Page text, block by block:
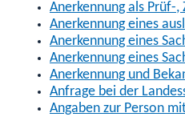
Anerkennung als Prüf-
Anerkennung eines
Anerkennung eines
Anerkennung eines
Anerkennung und
Anfrage bei der
Angaben zur Person